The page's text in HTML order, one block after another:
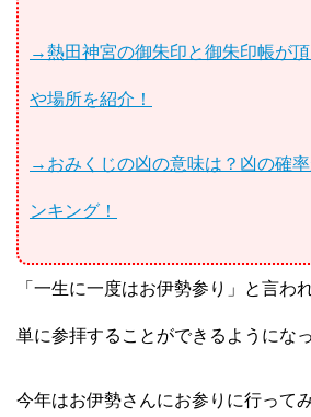
→熱田神宮の御朱印と御朱印帳が
や場所を紹介！
→おみくじの凶の意味は？凶の確
ンキング！
「一生に一度はお伊勢参り」と言わ
単に参拝することができるようになっ
今年はお伊勢さんにお参りに行って